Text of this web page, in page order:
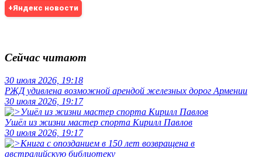
+Яндекс новости
Сейчас читают
30 июля 2026, 19:18
РЖД удивлена возможной арендой железных дорог Армении
30 июля 2026, 19:17
Ушёл из жизни мастер спорта Кирилл Павлов
30 июля 2026, 19:17